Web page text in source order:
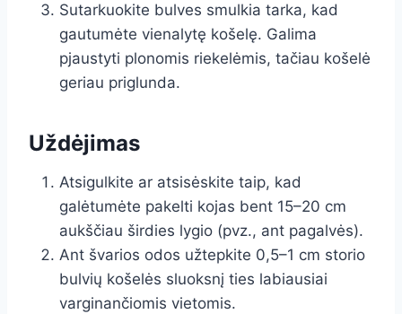
Sutarkuokite bulves smulkia tarka, kad
gautumėte vienalytę košelę. Galima
pjaustyti plonomis riekelėmis, tačiau košelė
geriau priglunda.
Uždėjimas
Atsigulkite ar atsisėskite taip, kad
galėtumėte pakelti kojas bent 15–20 cm
aukščiau širdies lygio (pvz., ant pagalvės).
Ant švarios odos užtepkite 0,5–1 cm storio
bulvių košelės sluoksnį ties labiausiai
varginančiomis vietomis.